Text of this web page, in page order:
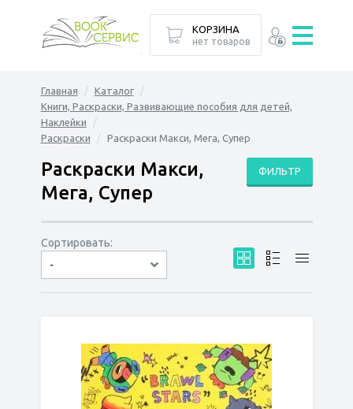
Главная
Каталог
Книги, Раскраски, Развивающие пособия для детей,
Наклейки
Раскраски
Раскраски Макси, Мега, Супер
ФИЛЬТР
Раскраски Макси,
Мега, Супер
Сортировать:
-
по дате
по популярности
сначала дешёвые
сначала дорогие
КОРЗИНА
нет товаров